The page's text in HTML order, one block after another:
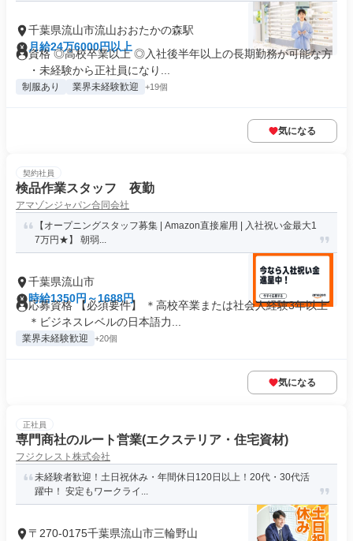
千葉県流山市流山おおたかの森駅
月給24万6000円以上
資格 ◎高校卒業以上 ◎入社後半年以上の長期勤務が可能な方
・未経験から正社員になり...
制服あり 業界未経験歓迎 +19個
気になる
契約社員
検品作業スタッフ 夜勤
アマゾンジャパン合同会社
【オープニングスタッフ募集 | Amazon直接雇用 | 入社祝い金最大1
7万円★】 朝弱...
千葉県流山市
時給1350円～1688円
応募資格 【必須要件】 ＊高校卒業または社会人経験3年以上
＊ビジネスレベルの日本語力...
業界未経験歓迎 +20個
気になる
正社員
専門商社のルート営業(エクステリア・住宅資材)
フジクレスト株式会社
未経験者歓迎！土日祝休み・年間休日120日以上！20代・30代活
躍中！ 安定もワークライ...
〒270-0175千葉県流山市三輪野山